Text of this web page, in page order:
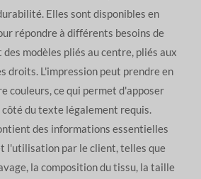
Elles sont disponibles en
répondre à différents besoins de
modèles pliés au centre, pliés aux
droits. L'impression peut prendre en
couleurs, ce qui permet d'apposer
côté du texte légalement requis.
des informations essentielles
l'utilisation par le client, telles que
la composition du tissu, la taille